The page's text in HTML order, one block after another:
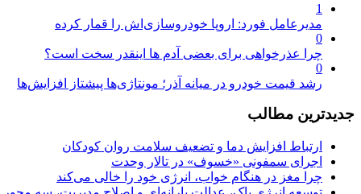
1
مدیرعامل فورد: اروپا خودروسازی‌اش را قمار کرده
0
چرا عذرخواهی برای بعضی آدم ها اینقدر سخت است؟
0
رشد قیمت خودرو در میانه آذر؛ مونتاژی‌ها پیشتاز افزایش‌ها
جدیدترین مطالب
ارتباط افزایش دما و تضعیف سلامت روان کودکان
اجرای سمفونی «خسوف» در تالار وحدت
چرا مغز در هنگام خواب، انرژی خود را خالی می‌کند